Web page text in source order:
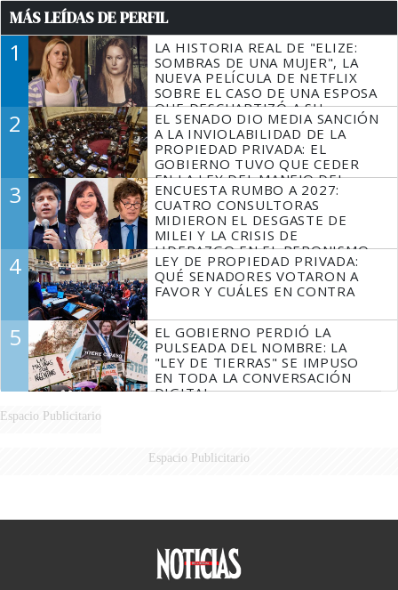
MÁS LEÍDAS DE PERFIL
1
LA HISTORIA REAL DE "ELIZE:
SOMBRAS DE UNA MUJER", LA
NUEVA PELÍCULA DE NETFLIX
SOBRE EL CASO DE UNA ESPOSA
QUE DESCUARTIZÓ A SU
MARIDO
2
EL SENADO DIO MEDIA SANCIÓN
A LA INVIOLABILIDAD DE LA
PROPIEDAD PRIVADA: EL
GOBIERNO TUVO QUE CEDER
EN LA LEY DEL MANEJO DEL
FUEGO
3
ENCUESTA RUMBO A 2027:
CUATRO CONSULTORAS
MIDIERON EL DESGASTE DE
MILEI Y LA CRISIS DE
LIDERAZGO EN EL PERONISMO
4
LEY DE PROPIEDAD PRIVADA:
QUÉ SENADORES VOTARON A
FAVOR Y CUÁLES EN CONTRA
5
EL GOBIERNO PERDIÓ LA
PULSEADA DEL NOMBRE: LA
"LEY DE TIERRAS" SE IMPUSO
EN TODA LA CONVERSACIÓN
DIGITAL
Espacio Publicitario
Espacio Publicitario